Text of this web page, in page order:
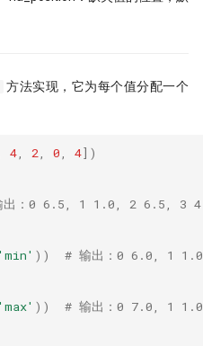
方法实现，它为每个值分配一个
4, 2, 0, 4])
出：0 6.5, 1 1.0, 2 6.5, 3
'min' )) # 输出：0 6.0, 1
'max' )) # 输出：0 7.0, 1